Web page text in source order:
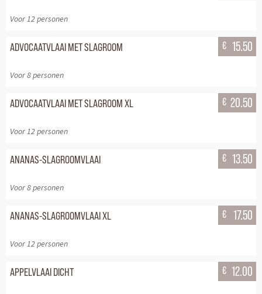
Voor 12 personen
ADVOCAATVLAAI MET SLAGROOM
Voor 8 personen
€ 15.50
ADVOCAATVLAAI MET SLAGROOM XL
Voor 12 personen
€ 20.50
ANANAS-SLAGROOMVLAAI
Voor 8 personen
€ 13.50
ANANAS-SLAGROOMVLAAI XL
Voor 12 personen
€ 17.50
APPELVLAAI DICHT € 12.00